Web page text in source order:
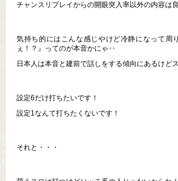
チャンスリプレイからの開眼突入率以外の内容は
気持ち的にはこんな感じやけど冷静になって周
ぇ！？』ってのが本音かにゃ‥
日本人は本音と建前で話しをする傾向にあるけど
設定6だけ打ちたいです！
設定1なんて打ちたくないです！
それと・・・